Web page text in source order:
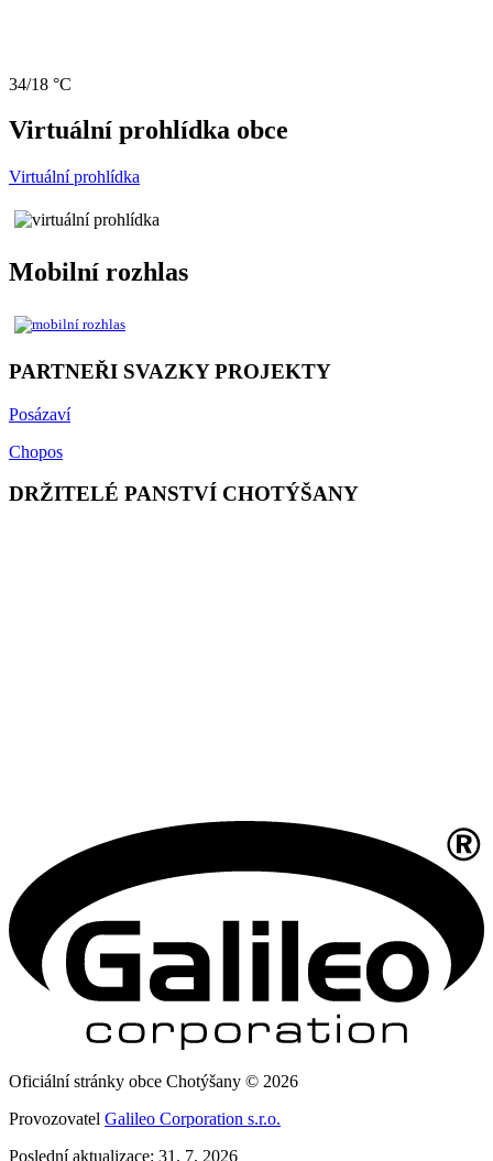
34/18 °C
Virtuální prohlídka obce
Virtuální prohlídka
Mobilní rozhlas
PARTNEŘI SVAZKY PROJEKTY
Posázaví
Chopos
DRŽITELÉ PANSTVÍ CHOTÝŠANY
Oficiální stránky obce Chotýšany © 2026
Provozovatel Galileo Corporation s.r.o.
Poslední aktualizace: 31. 7. 2026